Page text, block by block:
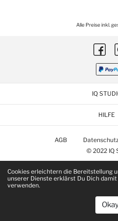
Cookies erleichtern die Bereitstellung
unserer Dienste erklärst Du Dich
verwenden.
Alle Preise inkl.
IQ
HILFE
AGB
© 2022 IQ